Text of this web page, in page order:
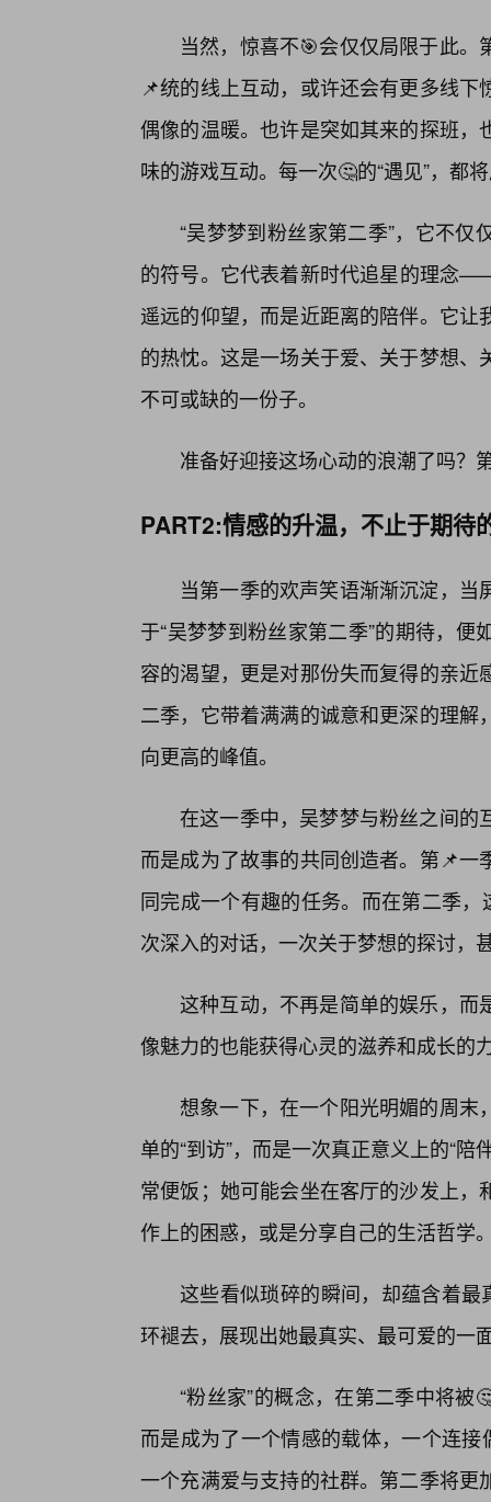
当然，惊喜不🎯会仅仅局限于此
📌统的线上互动，或许还会有更多线
偶像的温暖。也许是突如其来的探班
味的游戏互动。每一次🤔的“遇见”，都
“吴梦梦到粉丝家第二季”，它不
的符号。它代表着新时代追星的理念
遥远的仰望，而是近距离的陪伴。它
的热忱。这是一场关于爱、关于梦想
不可或缺的一份子。
准备好迎接这场心动的浪潮了吗？
PART2:情感的升温，不止于期待
当第一季的欢声笑语渐渐沉淀，
于“吴梦梦到粉丝家第二季”的期待，
容的渴望，更是对那份失而复得的亲
二季，它带着满满的诚意和更深的理
向更高的峰值。
在这一季中，吴梦梦与粉丝之间的
而是成为了故事的共同创造者。第📌
同完成一个有趣的任务。而在第二季
次深入的对话，一次关于梦想的探讨，
这种互动，不再是简单的娱乐，
像魅力的也能获得心灵的滋养和成长的
想象一下，在一个阳光明媚的周末
单的“到访”，而是一次真正意义上的“
常便饭；她可能会坐在客厅的沙发上
作上的困惑，或是分享自己的生活哲学
这些看似琐碎的瞬间，却蕴含着最
环褪去，展现出她最真实、最可爱的一
“粉丝家”的概念，在第二季中将
而是成为了一个情感的载体，一个连
一个充满爱与支持的社群。第二季将